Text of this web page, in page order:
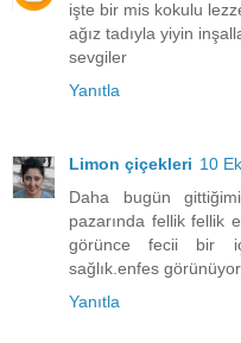
işte bir mis kokulu
ağız tadıyla yiyin
sevgiler
Yanıtla
Limon çiçekleri 10
Daha bugün
pazarında fellik fellik
görünce fecii bir iç
sağlık.enfes görünüyor.
Yanıtla